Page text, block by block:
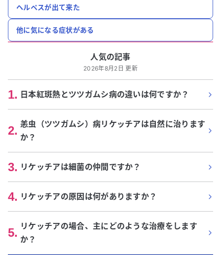
ヘルペスが出て来た
他に気になる症状がある
人気の記事
2026年8月2日 更新
1. 日本紅斑熱とツツガムシ病の違いは何ですか？
2. 恙虫（ツツガムシ）病リケッチアは自然に治ります
か？
3. リケッチアは細菌の仲間ですか？
4. リケッチアの原因は何がありますか？
5. リケッチアの場合、主にどのような治療をします
か？